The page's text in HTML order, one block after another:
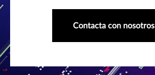
Contacta con nosotros